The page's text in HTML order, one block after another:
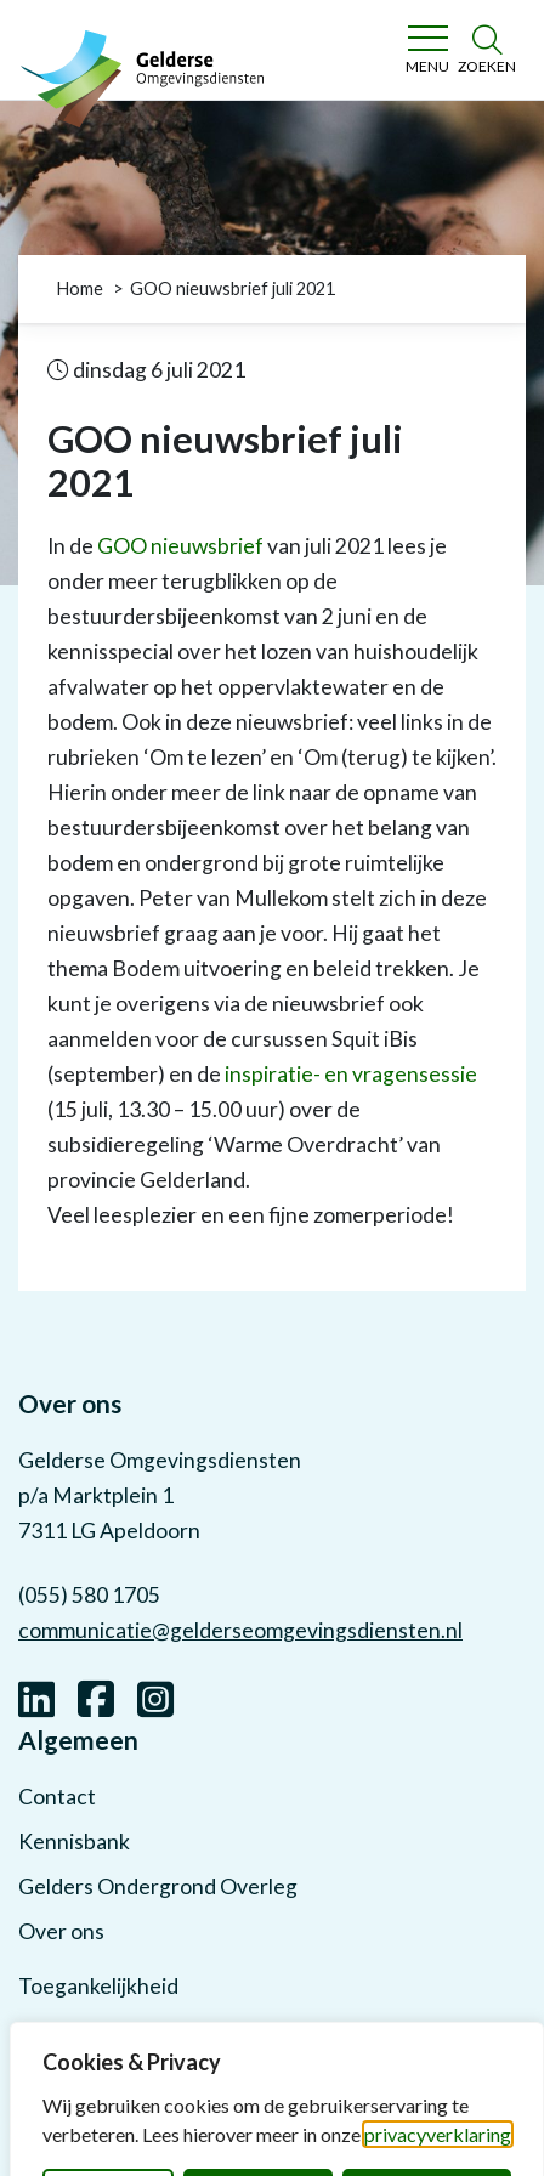
Cookies & Privacy
Wij gebruiken cookies om de gebruikerservaring te
verbeteren. Lees hierover meer in onzeprivacyverklaring
Gelderse Omgevingsdiensten
MENU ZOEKEN
Home GOO nieuwsbrief juli 2021
dinsdag 6 juli 2021
GOO nieuwsbrief juli
2021
In de GOO nieuwsbriefvan juli 2021 lees je
onder meer terugblikken op de
bestuurdersbijeenkomst van 2 juni en de
kennisspecial over het lozen van huishoudelijk
afvalwater op het oppervlaktewater en de
bodem. Ook in deze nieuwsbrief: veel links in de
rubrieken ‘Om te lezen’ en ‘Om (terug) te kijken’.
Hierin onder meer de link naar de opname van
bestuurdersbijeenkomst over het belang van
bodem en ondergrond bij grote ruimtelijke
opgaven. Peter van Mullekom stelt zich in deze
nieuwsbrief graag aan je voor. Hij gaat het
thema Bodem uitvoering en beleid trekken. Je
kunt je overigens via de nieuwsbrief ook
aanmelden voor de cursussen Squit iBis
(september) en de inspiratie- en vragensessie
(15 juli, 13.30 – 15.00 uur) over de
subsidieregeling ‘Warme Overdracht’ van
provincie Gelderland.
Veel leesplezier en een fijne zomerperiode!
Over ons
Gelderse Omgevingsdiensten
p/a Marktplein 1
7311 LG Apeldoorn
(055) 580 1705
communicatie@gelderseomgevingsdiensten.nl
Algemeen
Contact
Kennisbank
Gelders Ondergrond Overleg
Over ons
Toegankelijkheid